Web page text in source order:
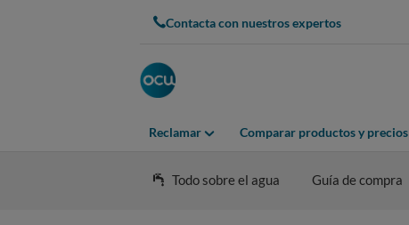
Contacta con nuestros expertos
Reclamar Comparar productos y precios
Todo sobre el agua Guía de compra